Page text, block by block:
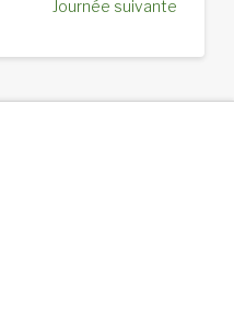
Journée suivante